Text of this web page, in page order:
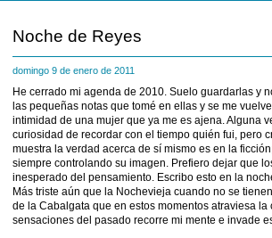
Noche de Reyes
domingo 9 de enero de 2011
He cerrado mi agenda de 2010. Suelo guardarlas y
las pequeñas notas que tomé en ellas y se me
intimidad de una mujer que ya me es ajena. Alguna
curiosidad de recordar con el tiempo quién fui, pero
muestra la verdad acerca de sí mismo es en la
siempre controlando su imagen. Prefiero dejar que
inesperado del pensamiento. Escribo esto en la
Más triste aún que la Nochevieja cuando no se
de la Cabalgata que en estos momentos atraviesa
sensaciones del pasado recorre mi mente e invade